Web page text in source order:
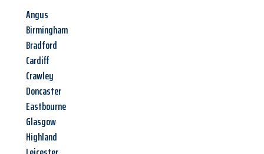
Angus
Birmingham
Bradford
Cardiff
Crawley
Doncaster
Eastbourne
Glasgow
Highland